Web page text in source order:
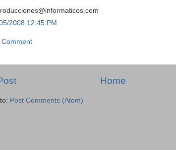
2008 12:45 PM
Comment
Home
Post Comments (Atom)